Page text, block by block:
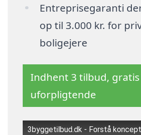
Entreprisegaranti
op til 3.000 kr. for
boligejere
Indhent 3 tilbud, gratis
uforpligtende
3byggetilbud.dk - Forstå